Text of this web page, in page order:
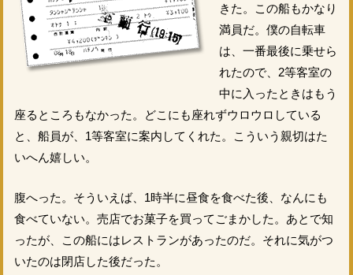
きた。この船もかなり
満員だ。僕の自転車
は、一番最後に乗せら
れたので、2等客室の
中に入ったときはもう
座るところもなかった。どこにも座れずウロウロしている
と、船員が、1等客室に案内してくれた。こういう親切はた
いへん嬉しい。
腹へった。そういえば、1時半に昼食を食べた後、なんにも
食べていない。売店でお菓子を買ってごまかした。あとで知
ったが、この船にはレストランがあったのだ。それに気がつ
いたのは閉店した後だった。